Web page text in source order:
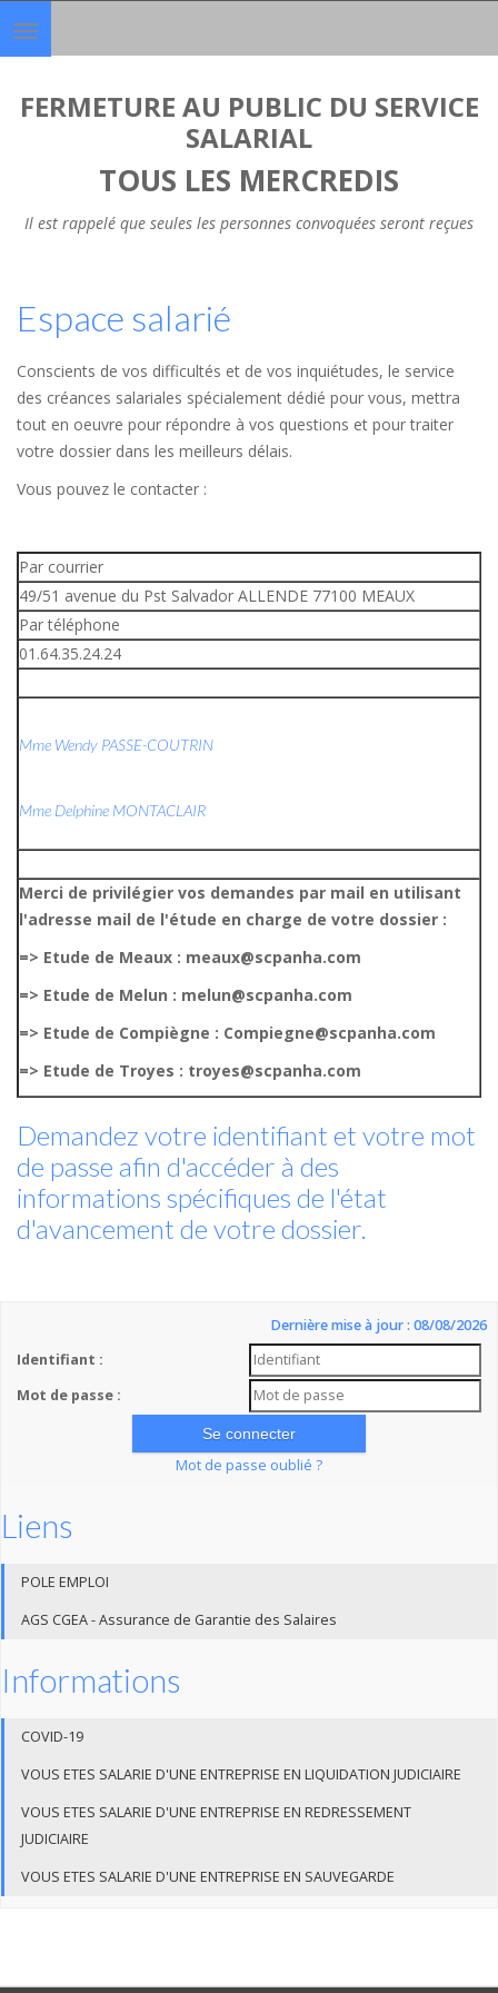
Toggle
navigation
FERMETURE AU PUBLIC DU SERVICE
SALARIAL
TOUS LES MERCREDIS
Il est rappelé que seules les personnes convoquées seront reçues
Espace salarié
Conscients de vos difficultés et de vos inquiétudes, le service
des créances salariales spécialement dédié pour vous, mettra
tout en oeuvre pour répondre à vos questions et pour traiter
votre dossier dans les meilleurs délais.
Vous pouvez le contacter :
Par courrier
49/51 avenue du Pst Salvador ALLENDE 77100 MEAUX
Par téléphone
01.64.35.24.24
Mme Wendy PASSE-COUTRIN
Mme Delphine MONTACLAIR
Merci de privilégier vos demandes par mail en utilisant
l'adresse mail de l'étude en charge de votre dossier :
=> Etude de Meaux : meaux@scpanha.com
=> Etude de Melun : melun@scpanha.com
=> Etude de Compiègne : Compiegne@scpanha.com
=> Etude de Troyes : troyes@scpanha.com
Demandez votre identifiant et votre mot
de passe afin d'accéder à des
informations spécifiques de l'état
d'avancement de votre dossier.
Dernière mise à jour : 08/08/2026
Identifiant :
Mot de passe :
Mot de passe oublié ?
Liens
POLE EMPLOI
AGS CGEA - Assurance de Garantie des Salaires
Informations
COVID-19
VOUS ETES SALARIE D'UNE ENTREPRISE EN LIQUIDATION JUDICIAIRE
VOUS ETES SALARIE D'UNE ENTREPRISE EN REDRESSEMENT
JUDICIAIRE
VOUS ETES SALARIE D'UNE ENTREPRISE EN SAUVEGARDE